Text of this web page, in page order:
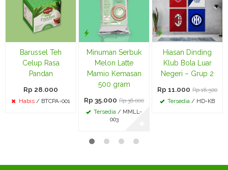
Barussel Teh
Celup Rasa
Pandan
Rp 28.000
Habis / BTCPA-001
Minuman Serbuk
Melon Latte
Mamio Kemasan
500 gram
Rp 35.000 Rp 36.000
Tersedia / MMLL-
003
Hiasan Dinding
Klub Bola Luar
Negeri – Grup 2
Rp 11.000 Rp 18.500
Tersedia / HD-KB